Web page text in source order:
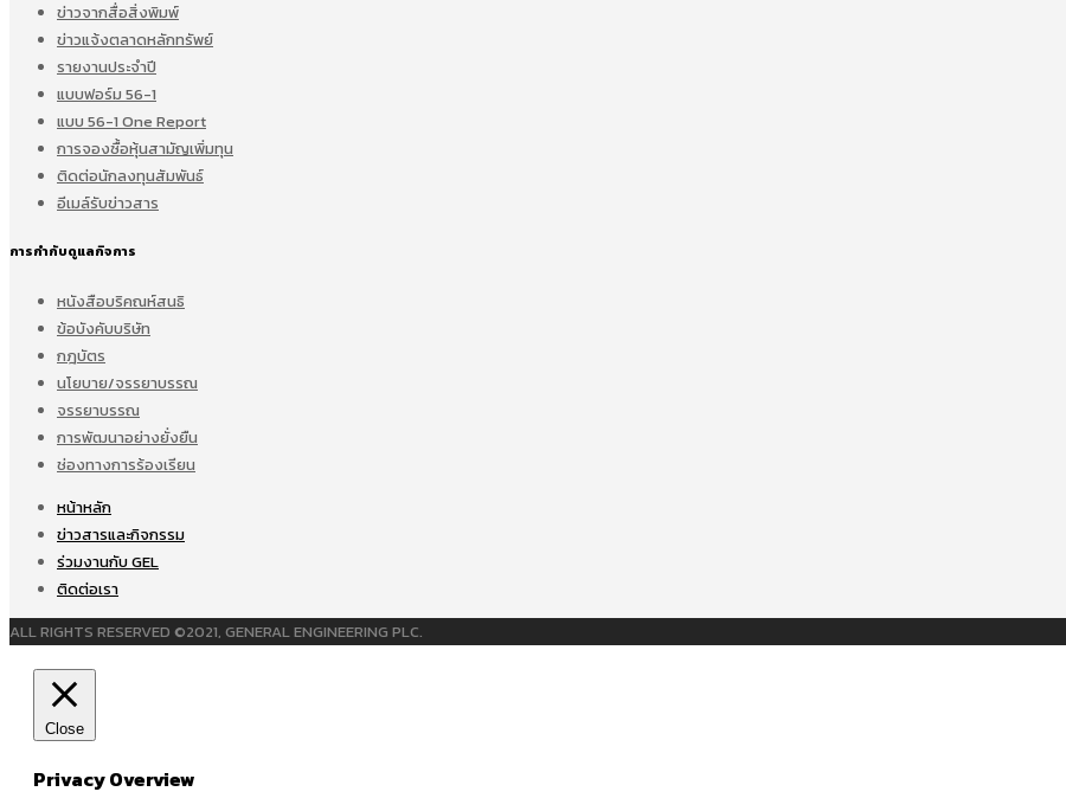
ข่าวจากสื่อสิ่งพิมพ์
ข่าวแจ้งตลาดหลักทรัพย์
รายงานประจำปี
แบบฟอร์ม 56-1
แบบ 56-1 One Report
การจองซื้อหุ้นสามัญเพิ่มทุน
ติดต่อนักลงทุนสัมพันธ์
อีเมล์รับข่าวสาร
การกำกับดูแลกิจการ
หนังสือบริคณห์สนธิ
ข้อบังคับบริษัท
กฎบัตร
นโยบาย/จรรยาบรรณ
จรรยาบรรณ
การพัฒนาอย่างยั่งยืน
ช่องทางการร้องเรียน
หน้าหลัก
ข่าวสารและกิจกรรม
ร่วมงานกับ GEL
ติดต่อเรา
ALL RIGHTS RESERVED ©2021, GENERAL ENGINEERING PLC.
Close
Privacy Overview